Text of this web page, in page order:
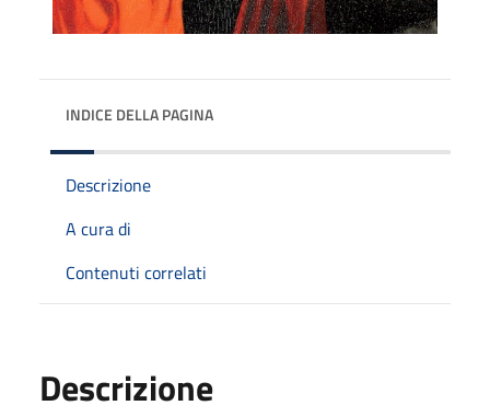
INDICE DELLA PAGINA
Descrizione
A cura di
Contenuti correlati
Descrizione